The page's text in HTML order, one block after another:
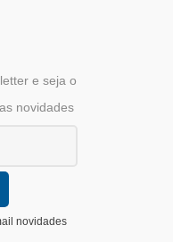
e seja o
novidades
novidades